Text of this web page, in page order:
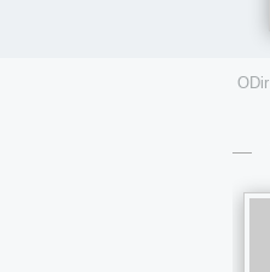
ODir